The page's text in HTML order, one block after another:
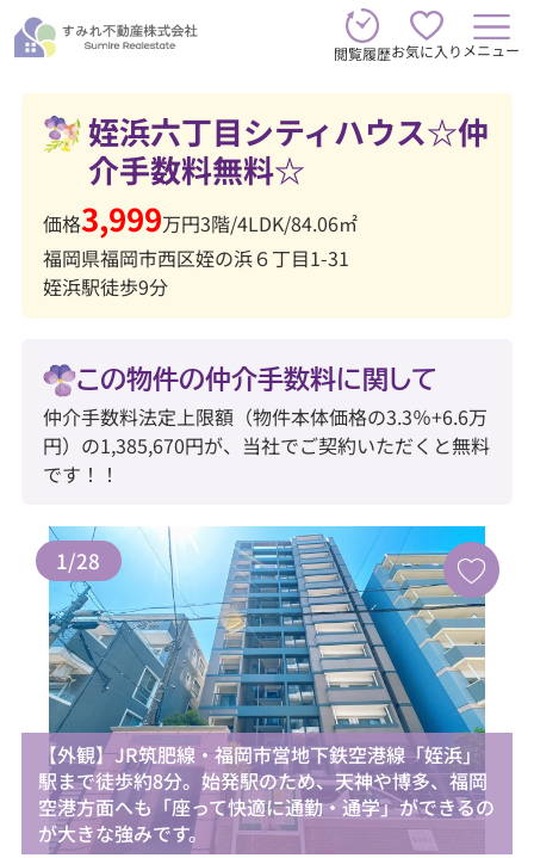
閲覧履歴お気に入り メニュー
姪浜六丁目シティハウス☆仲
介手数料無料☆
価格3,999万円3階/4LDK/84.06㎡
福岡県福岡市西区姪の浜６丁目1-31
姪浜駅徒歩9分
この物件の仲介手数料に関して
仲介手数料法定上限額（物件本体価格の3.3％+6.6万
円）の1,385,670円が、当社でご契約いただくと無料
です！！
1/28
【外観】JR筑肥線・福岡市営地下鉄空港線「姪浜」
駅まで徒歩約8分。始発駅のため、天神や博多、福岡
空港方面へも「座って快適に通勤・通学」ができるの
が大きな強みです。